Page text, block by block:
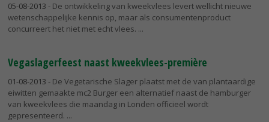
05-08-2013 - De ontwikkeling van kweekvlees levert wellicht nieuwe
wetenschappelijke kennis op, maar als consumentenproduct
concurreert het niet met echt vlees.
Vegaslagerfeest naast kweekvlees-première
01-08-2013 - De Vegetarische Slager plaatst met de van plantaardige
eiwitten gemaakte mc2 Burger een alternatief naast de hamburger
van kweekvlees die maandag in Londen officieel wordt
gepresenteerd.